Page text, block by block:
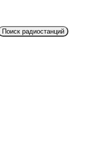
Поиск радиостанций